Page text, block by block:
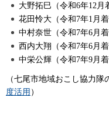
大野拓巳（令和6年12月
花田怜大（令和7年1月着
中村奈世（令和7年6月着
西内大翔（令和7年6月着
中栄公輝（令和7年9月着
（七尾市地域おこし協力隊
度活用 ）